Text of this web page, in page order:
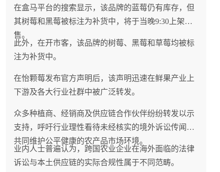
在盒马平台的搜索显示，该品牌的蓝莓仍有库存，但
其树莓和黑莓被标注为补货中，将于当晚9:30上架销
售。
此外，在开市客，该品牌的树莓、黑莓和草莓均被标
注为补货中。
在怡颗莓发布官方声明后，该声明迅速在鲜果产业上
下游及各大行业社群中被广泛转发。
众多种植商、经销商及供应链合作伙伴纷纷转发以示
支持，呼吁行业理性看待未经核实的境外诉讼传闻，
共同维护公平健康的农产品市场环境。
业内人士普遍认为，跨国农业企业在海外面临的法律
诉讼与本土供应链的实际合规性属于不同范畴。